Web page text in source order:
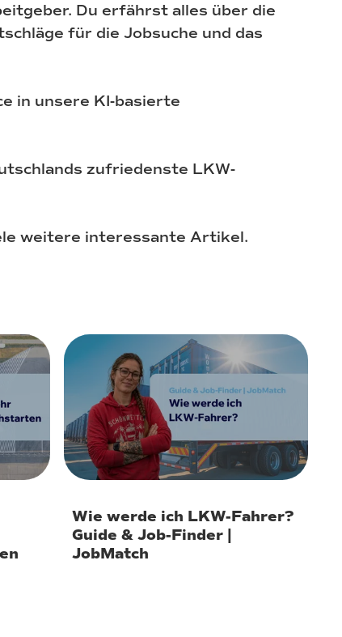
Du erfährst alles über die
für die Jobsuche und das
in unsere KI-basierte
zufriedenste LKW-
weitere interessante Artikel.
10. Juli 2026
Wie werde ich LKW-Fahrer?
Guide & Job-Finder |
JobMatch